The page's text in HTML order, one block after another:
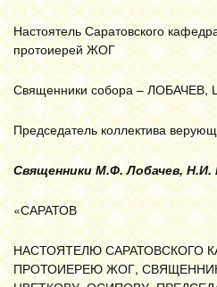
Настоятель Саратовского
протоиерей ЖОГ
Священники собора –
Председатель коллектива
Священники М.Ф. Лобачев,
«САРАТОВ
НАСТОЯТЕЛЮ САРАТОВСКОГО
ПРОТОИЕРЕЮ ЖОГ,